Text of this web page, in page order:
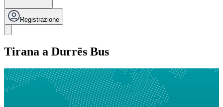
Registrazione
Tirana a Durrës Bus